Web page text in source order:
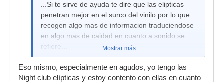
...Si te sirve de ayuda te dire que las elipticas
penetran mejor en el surco del vinilo por lo que
recogen algo mas de informacion traduciendose
en algo mas de caidad en cuanto a sonido se
refiere...
Mostrar más
Eso mismo, especialmente en agudos, yo tengo las
Night club elípticas y estoy contento con ellas en cuanto